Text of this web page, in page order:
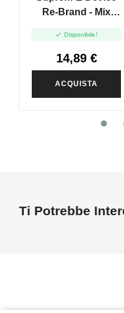
Re-Brand - Mix
 Disponibile!
14,89 €
ACQUISTA
Ti Potrebbe